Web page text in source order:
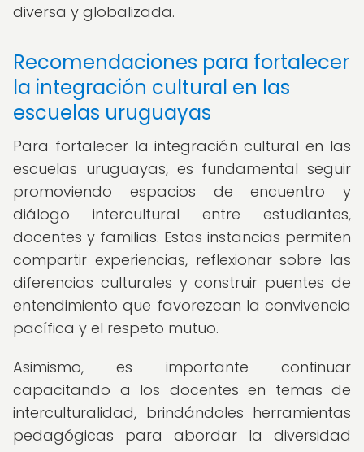
diversa y globalizada.
Recomendaciones para fortalecer
la integración cultural en las
escuelas uruguayas
Para fortalecer la integración cultural en las
escuelas uruguayas, es fundamental seguir
promoviendo espacios de encuentro y
diálogo intercultural entre estudiantes,
docentes y familias. Estas instancias permiten
compartir experiencias, reflexionar sobre las
diferencias culturales y construir puentes de
entendimiento que favorezcan la convivencia
pacífica y el respeto mutuo.
Asimismo, es importante continuar
capacitando a los docentes en temas de
interculturalidad, brindándoles herramientas
pedagógicas para abordar la diversidad